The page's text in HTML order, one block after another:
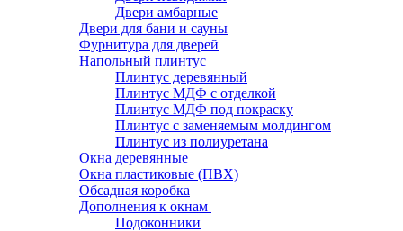
Двери амбарные
Двери для бани и сауны
Фурнитура для дверей
Напольный плинтус
Плинтус деревянный
Плинтус МДФ с отделкой
Плинтус МДФ под покраску
Плинтус с заменяемым молдингом
Плинтус из полиуретана
Окна деревянные
Окна пластиковые (ПВХ)
Обсадная коробка
Дополнения к окнам
Подоконники